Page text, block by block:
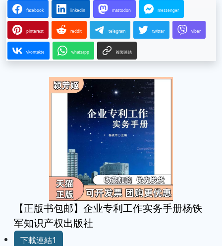
facebook linkedin mastodon messenger
pinterest reddit telegram twitter viber
vkontakte whatsapp 複製連結
【正版书包邮】企业专利工作实务手册杨铁
军知识产权出版社
下載連結1